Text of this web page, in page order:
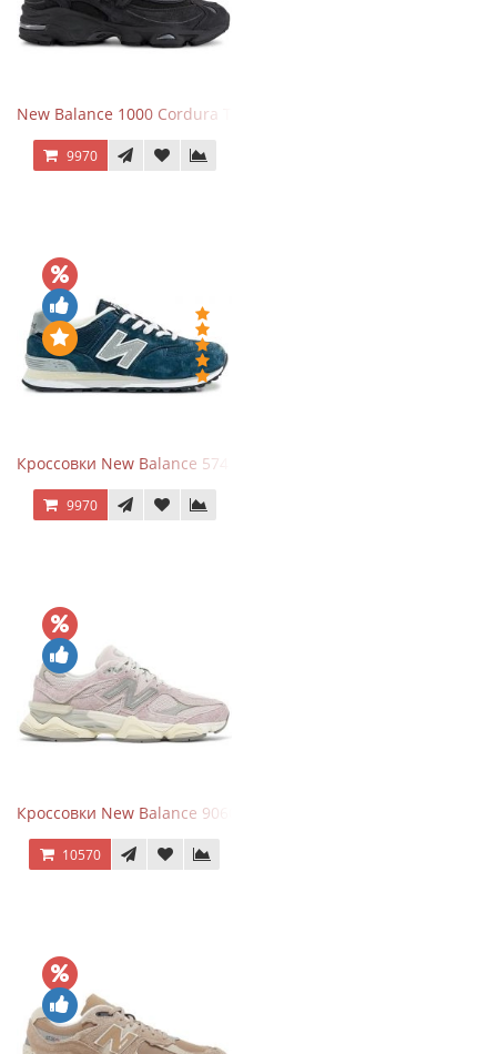
New Balance 1000 Cordura Trainers Black Cement
9970
Кроссовки New Balance 574 Navy Grey
9970
Кроссовки New Balance 9060 December Sky
10570